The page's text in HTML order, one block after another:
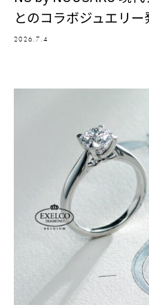
とのコラボジュエリー
2026.7.4